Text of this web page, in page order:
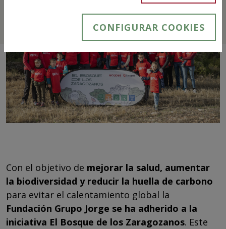
Con el objetivo de mejorar la salud, aumentar
la biodiversidad y reducir la huella de carbono
para evitar el calentamiento global la
Fundación Grupo Jorge se ha adherido a la
iniciativa El Bosque de los Zaragozanos. Este
CONFIGURAR COOKIES